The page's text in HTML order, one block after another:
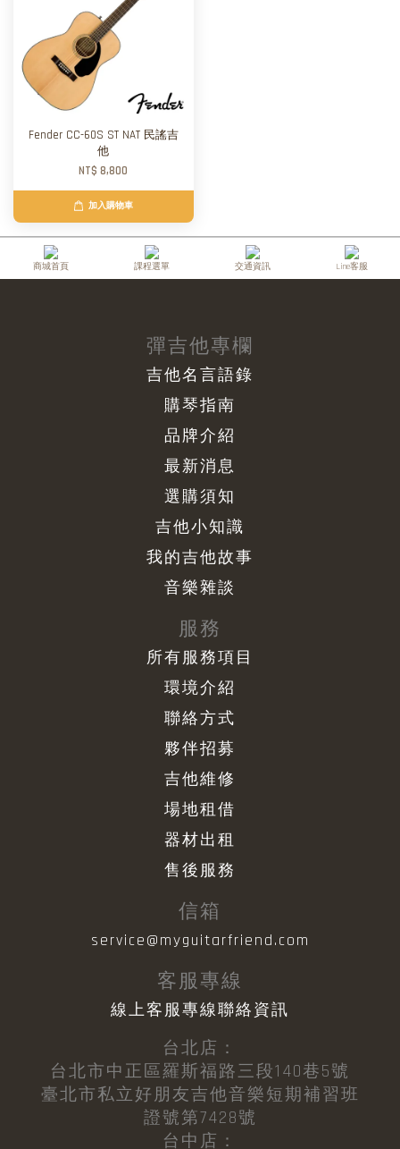
Fender CC-60S ST NAT 民謠吉
他
NT$ 8,800
加入購物車
商城首頁 課程選單 交通資訊 Line客服
彈吉他專欄
吉他名言語錄
購琴指南
品牌介紹
最新消息
選購須知
吉他小知識
我的吉他故事
音樂雜談
服務
所有服務項目
環境介紹
聯絡方式
夥伴招募
吉他維修
場地租借
器材出租
售後服務
信箱
service@myguitarfriend.com
客服專線
線上客服專線聯絡資訊
台北店：
台北市中正區羅斯福路三段140巷5號
臺北市私立好朋友吉他音樂短期補習班
證號第7428號
台中店：